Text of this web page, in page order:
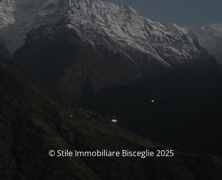
© Stile Immobiliare Bisceglie 2025